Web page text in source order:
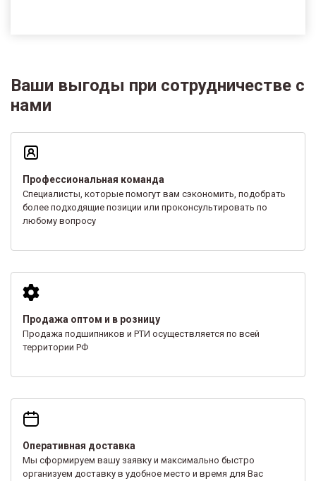
Ваши выгоды при сотрудничестве с
нами
Профессиональная команда
Специалисты, которые помогут вам сэкономить, подобрать
более подходящие позиции или проконсультировать по
любому вопросу
Продажа оптом и в розницу
Продажа подшипников и РТИ осуществляется по всей
территории РФ
Оперативная доставка
Мы сформируем вашу заявку и максимально быстро
организуем доставку в удобное место и время для Вас